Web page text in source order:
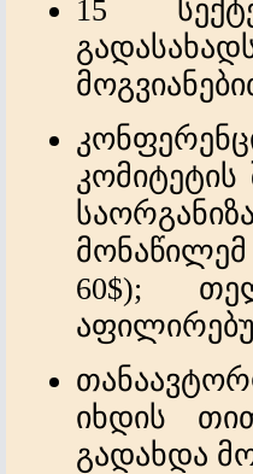
15
კომიტეტის
მონაწილემ
60$);
იხდის
გადახდა